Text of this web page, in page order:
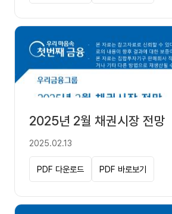
2025년 2월 채권시장 전망
2025.02.13
PDF 다운로드 PDF 바로보기